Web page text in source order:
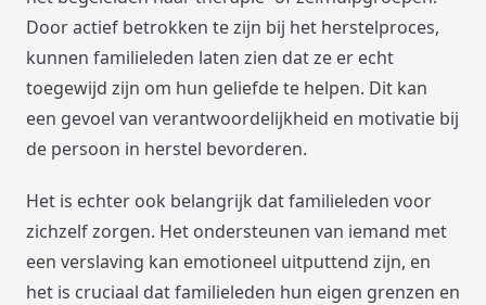
Door actief betrokken te zijn bij het herstelproces,
kunnen familieleden laten zien dat ze er echt
toegewijd zijn om hun geliefde te helpen. Dit kan
een gevoel van verantwoordelijkheid en motivatie bij
de persoon in herstel bevorderen.
Het is echter ook belangrijk dat familieleden voor
zichzelf zorgen. Het ondersteunen van iemand met
een verslaving kan emotioneel uitputtend zijn, en
het is cruciaal dat familieleden hun eigen grenzen en